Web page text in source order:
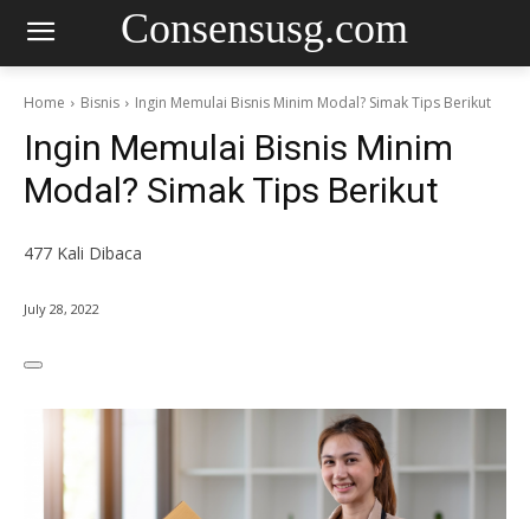
Consensusg.com
Home Bisnis Ingin Memulai Bisnis Minim Modal? Simak Tips Berikut
Ingin Memulai Bisnis Minim
Modal? Simak Tips Berikut
477 Kali Dibaca
July 28, 2022